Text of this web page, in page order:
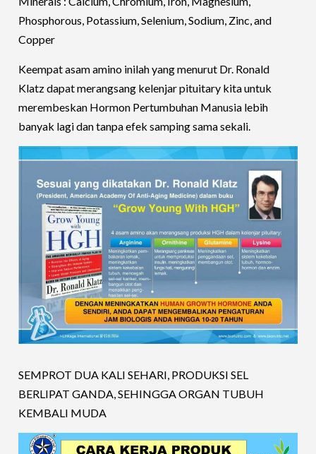
Phosphorous, Potassium, Selenium, Sodium, Zinc, and
Copper
Keempat asam amino inilah yang menurut Dr. Ronald
Klatz dapat merangsang kelenjar pituitary kita untuk
merembeskan Hormon Pertumbuhan Manusia lebih
banyak lagi dan tanpa efek samping sama sekali.
SEMPROT DUA KALI SEHARI, PRODUKSI SEL
BERLIPAT GANDA, SEHINGGA ORGAN TUBUH
KEMBALI MUDA